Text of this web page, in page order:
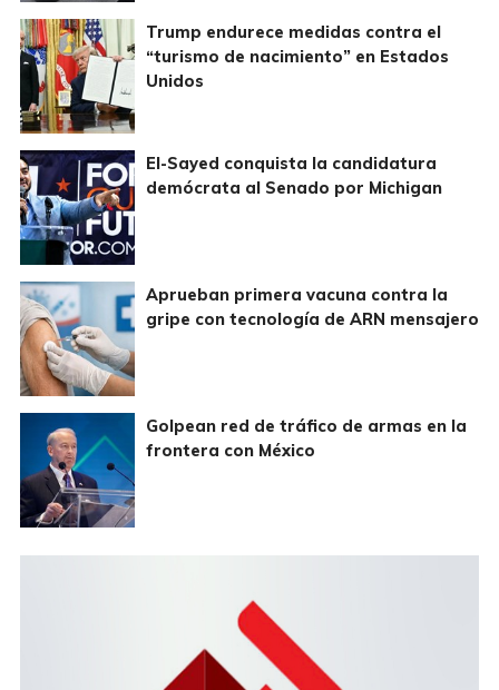
Trump endurece medidas contra el
“turismo de nacimiento” en Estados
Unidos
El-Sayed conquista la candidatura
demócrata al Senado por Michigan
Aprueban primera vacuna contra la
gripe con tecnología de ARN mensajero
Golpean red de tráfico de armas en la
frontera con México